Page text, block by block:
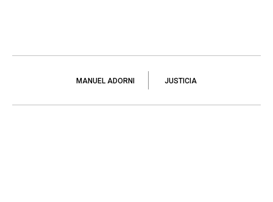
MANUEL ADORNI JUSTICIA